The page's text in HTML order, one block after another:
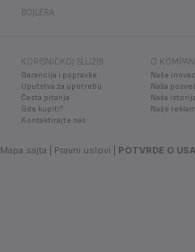
BOJLERA
KORISNIČKOJ SLUŽBI
Garancija i popravke
Uputstva za upotrebu
Česta pitanja
Gde kupiti?
Kontaktirajte nas
O
Naše
Naša
Naša istorija
Naše
Mapa sajta Pravni uslovi POTVRDE O